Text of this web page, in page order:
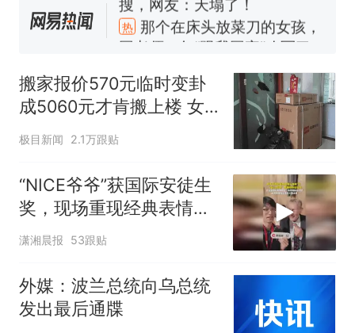
热 那个在床头放菜刀的女孩，
因老师一句“跟我回家”改写了
搬家报价570元临时变卦
成5060元才肯搬上楼 女
子傻眼
极目新闻 2.1万跟贴
“NICE爷爷”获国际安徒生
奖，现场重现经典表情
包，向中国粉丝问好
潇湘晨报 53跟贴
外媒：波兰总统向乌总统
发出最后通牒